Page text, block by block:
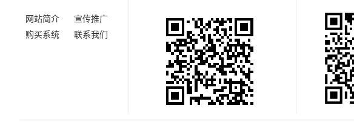
网站简介
宣传推广
购买系统
联系我们